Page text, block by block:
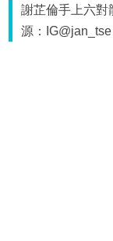
謝芷倫手上六對
源：IG@jan_tse